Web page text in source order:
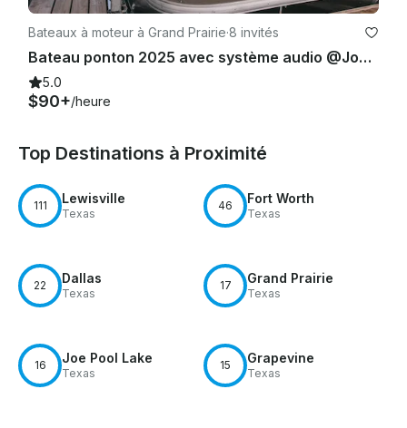
Bateaux à moteur à Grand Prairie·8 invités
Bateau ponton 2025 avec système audio @Joe Pool Lake/Ceadar Hill
5.0
$90+/heure
Top Destinations à Proximité
111 Lewisville
Texas
46 Fort Worth
Texas
22 Dallas
Texas
17 Grand Prairie
Texas
16 Joe Pool Lake
Texas
15 Grapevine
Texas